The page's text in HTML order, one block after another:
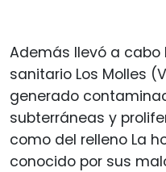
Además llevó a
sanitario Los Molles
generado
subterráneas y
como del relleno La
conocido por sus